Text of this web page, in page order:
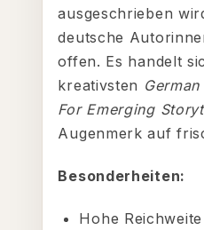
ausgeschrieben
deutsche
offen. Es handelt
kreativsten
For Emerging
Augenmerk auf
Besonderheiten:
Hohe